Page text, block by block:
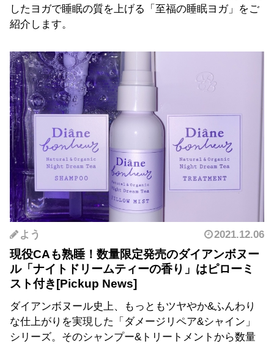
したヨガで睡眠の質を上げる「至福の睡眠ヨガ」をご
紹介します。
よう 2021.12.06
現役CAも熟睡！数量限定発売のダイアンボヌー
ル「ナイトドリームティーの香り」はピローミ
スト付き
ダイアンボヌール史上、もっともツヤやか&ふんわり
な仕上がりを実現した「ダメージリペア&シャイン」
シリーズ。そのシャンプー&トリートメントから数量